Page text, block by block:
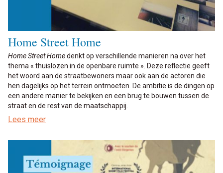
Home Street Home
Home Street Homedenkt op verschillende manieren na over het
thema « thuislozen in de openbare ruimte ». Deze reflectie geeft
het woord aan de straatbewoners maar ook aan de actoren die
hen dagelijks op het terrein ontmoeten. De ambitie is de dingen op
een andere manier te bekijken en een brug te bouwen tussen de
straat en de rest van de maatschappij.
Lees meer